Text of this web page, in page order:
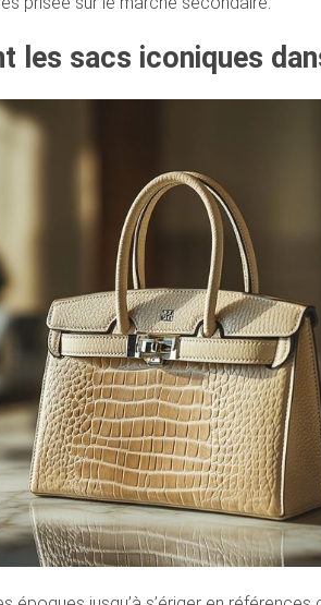
les sacs iconiques